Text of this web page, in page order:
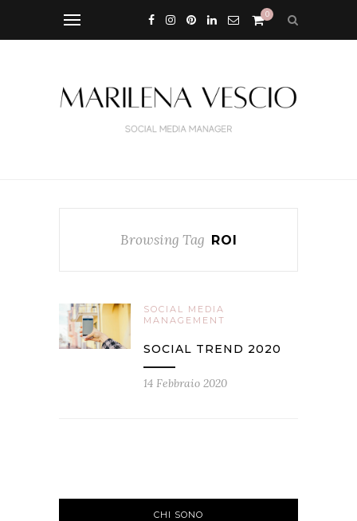
0
Browsing Tag ROI
SOCIAL MEDIA
MANAGEMENT
SOCIAL TREND 2020
14 Febbraio 2020
CHI SONO